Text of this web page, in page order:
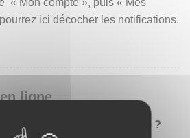
« Mon compte », puis « Mes
ici décocher les notifications.
ligne
disponibles en ligne ?